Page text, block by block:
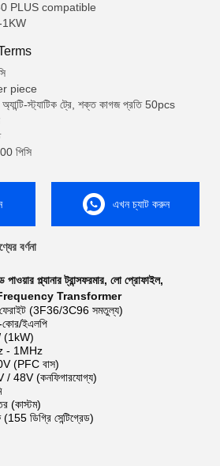
PLUS compatible
1KW
piece
অ্যান্টি-স্ট্যাটিক ট্রে, শক্ত কাগজ প্রতি 50pcs
পিসি
এখন চ্যাট করুন
বর্ণনা
প্ল্যানার ট্রান্সফরমার, লো প্রোফাইল,
Transformer
ফেরাইট (3F36/3C96 সমতুল্য)
কোর/ইএলপি
(1kW)
- 1MHz
(PFC বাস)
/ 48V (কনফিগারযোগ্য)
(কাস্টম)
ডিগ্রি সেন্টিগ্রেড)